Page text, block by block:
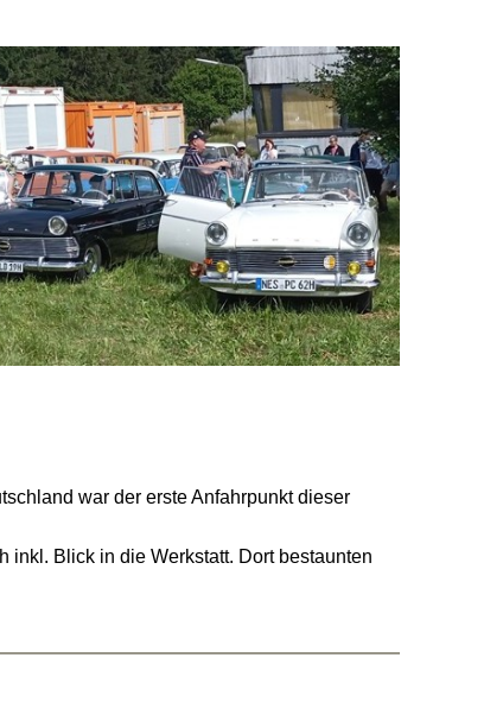
war der erste Anfahrpunkt dieser
inkl. Blick in die Werkstatt. Dort bestaunten